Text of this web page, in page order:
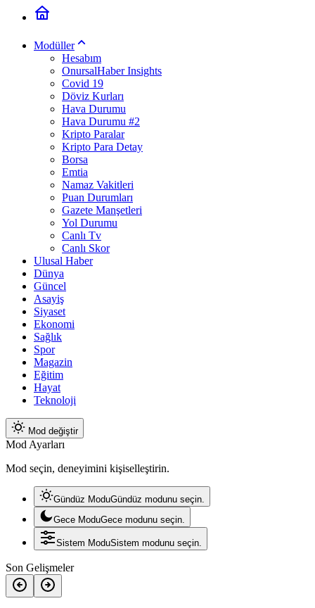
Modüller
Hesabım
OnursalHaber Insights
Covid 19
Döviz Kurları
Hava Durumu
Hava Durumu #2
Kripto Paralar
Kripto Para Detay
Borsa
Emtia
Namaz Vakitleri
Puan Durumları
Gazete Manşetleri
Yol Durumu
Canlı Tv
Canlı Skor
Ulusal Haber
Dünya
Güncel
Asayiş
Siyaset
Ekonomi
Sağlık
Spor
Magazin
Eğitim
Hayat
Teknoloji
Mod değiştir
Mod Ayarları
Mod seçin, deneyimini kişiselleştirin.
Gündüz ModuGündüz modunu seçin.
Gece ModuGece modunu seçin.
Sistem ModuSistem modunu seçin.
Son Gelişmeler